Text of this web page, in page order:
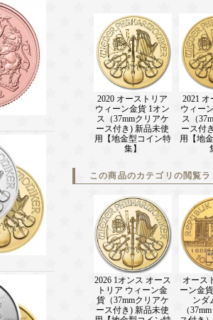
2020 オーストリア
ウィーン金貨 1オン
ス（37mmクリアケ
ース付き) 新品未使
用【地金型コイン特
集】
2021
ウィー
ス（
ース付
用【地
この商品のカテゴリの閲覧
2026 1オンス オース
トリア ウィーン金
貨（37mmクリアケ
ース付き) 新品未使
オース
ーン金
ンダ
（